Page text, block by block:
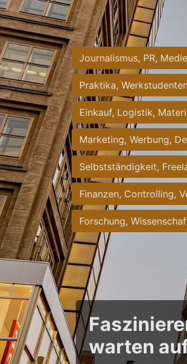
Journalismus, PR,
Praktika,
Einkauf, Logistik,
Marketing, Werbung,
Selbstständigkeit,
Finanzen, Controlling,
Forschung,
warten